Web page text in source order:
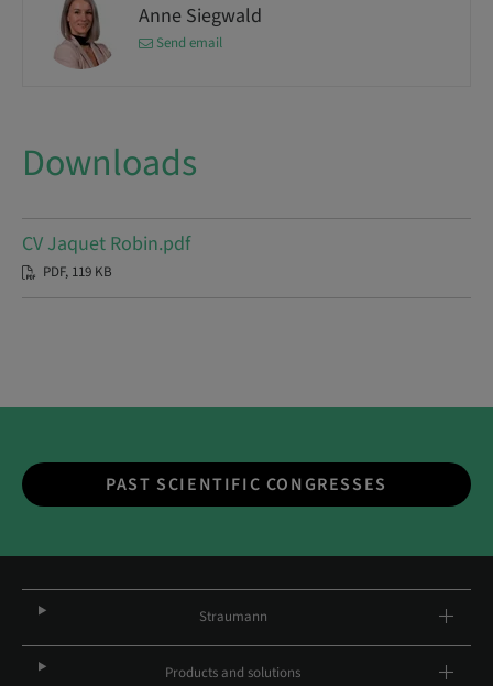
Anne Siegwald
Send email
Downloads
CV Jaquet Robin.pdf
PDF, 119 KB
PAST SCIENTIFIC CONGRESSES
Straumann
Products and solutions